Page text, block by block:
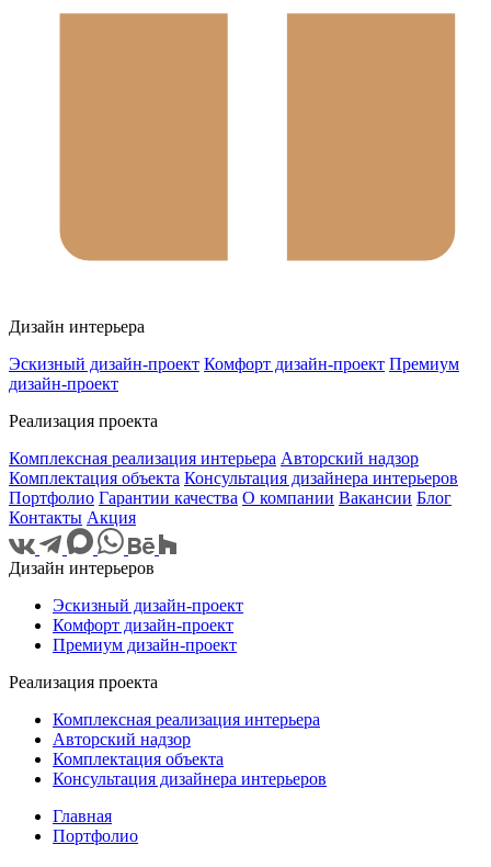
Дизайн интерьера
Эскизный дизайн-проект Комфорт дизайн-проект Премиум
дизайн-проект
Реализация проекта
Комплексная реализация интерьера Авторский надзор
Комплектация объекта Консультация дизайнера интерьеров
Портфолио Гарантии качества О компании Вакансии Блог
Контакты Акция
Дизайн интерьеров
Эскизный дизайн-проект
Комфорт дизайн-проект
Премиум дизайн-проект
Реализация проекта
Комплексная реализация интерьера
Авторский надзор
Комплектация объекта
Консультация дизайнера интерьеров
Главная
Портфолио